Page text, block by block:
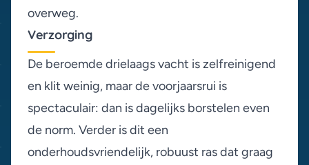
overweg.
Verzorging
De beroemde drielaags vacht is zelfreinigend
en klit weinig, maar de voorjaarsrui is
spectaculair: dan is dagelijks borstelen even
de norm. Verder is dit een
onderhoudsvriendelijk, robuust ras dat graag